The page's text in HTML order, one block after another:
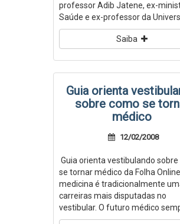
professor Adib Jatene, ex-
Saúde e ex-professor da
Saiba
Guia orienta
sobre como se
médico
12/02/2008
Guia orienta vestibulando sobre
se tornar médico da Folha
medicina é tradicionalmente
carreiras mais disputadas no
vestibular. O futuro médico